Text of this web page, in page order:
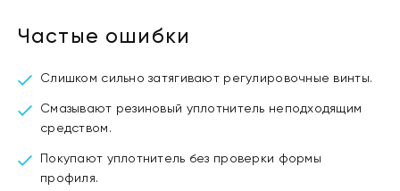
Частые ошибки
Слишком сильно затягивают регулировочные винты.
Смазывают резиновый уплотнитель неподходящим
средством.
Покупают уплотнитель без проверки формы
профиля.